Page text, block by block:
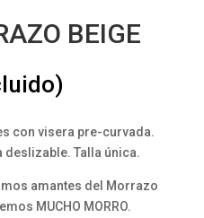
BEIGE
con visera pre-curvada.
Talla única.
amantes del Morrazo
MUCHO MORRO.